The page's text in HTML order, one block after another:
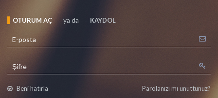
OTURUM AÇ ya da KAYDOL
Beni hatırla Parolanızı mı unuttunuz?